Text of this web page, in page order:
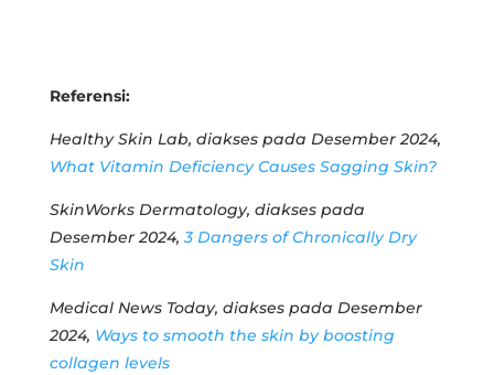
Referensi:
Healthy Skin Lab, diakses pada Desember 2024,
What Vitamin Deficiency Causes Sagging Skin?
SkinWorks Dermatology, diakses pada
Desember 2024,3 Dangers of Chronically Dry
Skin
Medical News Today, diakses pada Desember
2024, Ways to smooth the skin by boosting
collagen levels